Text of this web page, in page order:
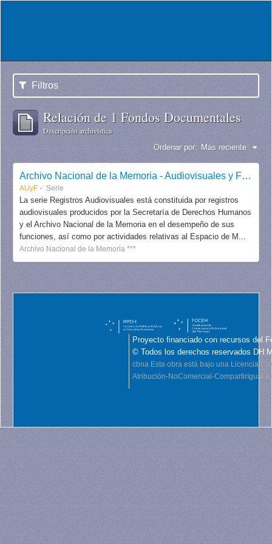
Filtros
Relación de 1 Fondos Documentales
Descripción archivística
Ordenar por: Más reciente
Archivo Nacional de la Memoria - Audiovisuales y Fotografías
AUyF Serie
La serie Registros Audiovisuales está constituida por registros
audiovisuales producidos por la Secretaría de Derechos Humanos
y el Archivo Nacional de la Memoria en el desempeño de sus
funciones, así como por actividades relativas al Espacio de M...
Archivo Nacional de la Memoria ***
Proyecto financiado con recursos del
© Todos los derechos reservados DH
cbna Esta obra está bajo una Licencia
Atribución-NoComercial-CompartirIgual